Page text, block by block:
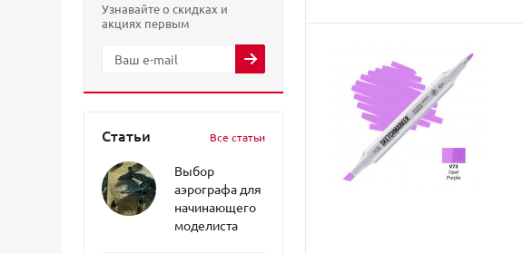
Узнавайте о скидках и
акциях первым
Статьи Все статьи
Выбор
аэрографа для
начинающего
моделиста